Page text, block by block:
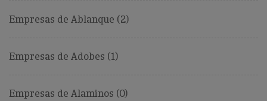
Empresas de Ablanque (2)
Empresas de Adobes (1)
Empresas de Alaminos (0)